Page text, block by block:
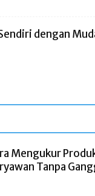
dengan
Mengukur
Tanpa